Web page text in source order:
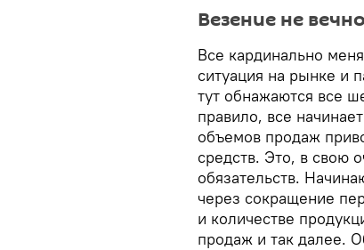
Везение не вечно
Все кардинально
ситуация на рынке и
тут обнажаются все
правило, все
объемов продаж
средств. Это, в свою
обязательств.
через сокращение
и количестве
продаж и так далее.